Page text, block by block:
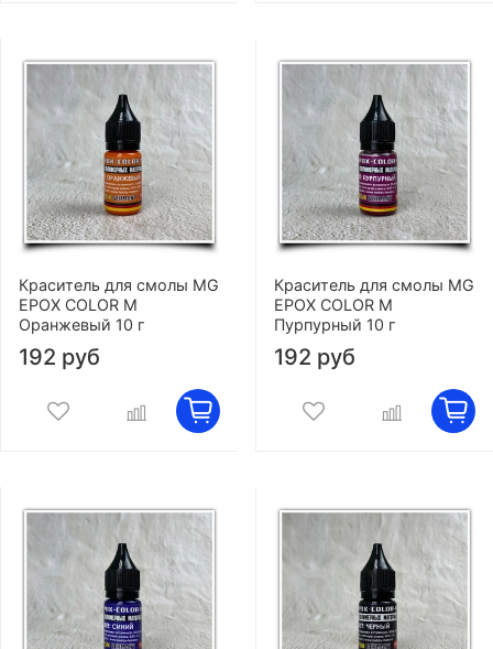
Краситель для смолы MG
EPOX COLOR M
Оранжевый 10 г
192 руб
Краситель для смолы MG
EPOX COLOR M
Пурпурный 10 г
192 руб